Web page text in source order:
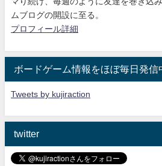
ムブログの開設に至る。
プロフィール詳細
ボードゲーム情報をほぼ毎日発信
Tweets by kujiraction
twitter